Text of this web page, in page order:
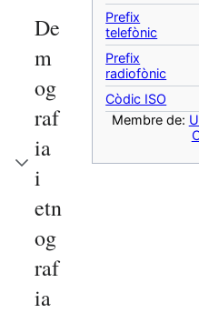
Prefix
telefònic
Prefix
radiofònic
Còdic ISO
Membre de:
De
m
og
raf
ia
i
etn
og
raf
ia